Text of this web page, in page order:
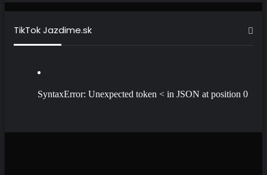
TikTok Jazdime.sk
SyntaxError: Unexpected token < in JSON at position 0